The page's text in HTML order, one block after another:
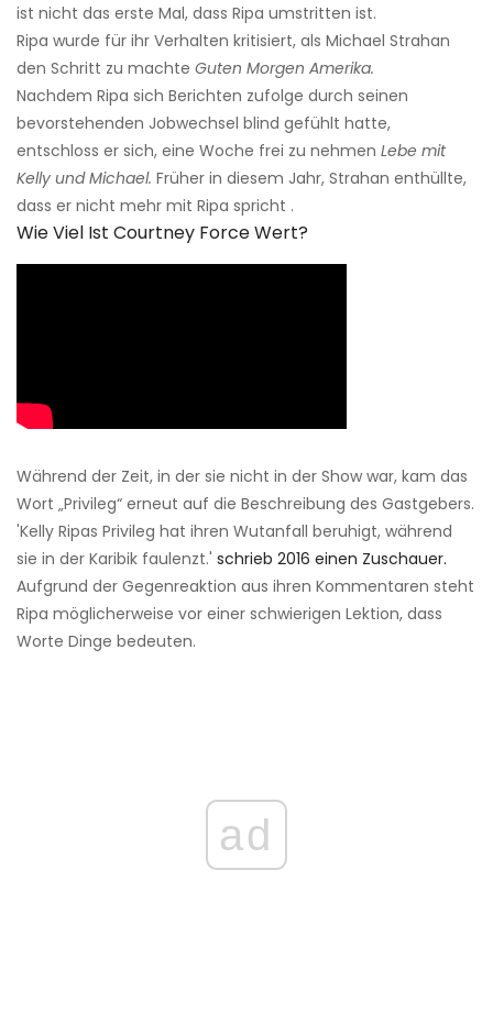
ist nicht das erste Mal, dass Ripa umstritten ist.
Ripa wurde für ihr Verhalten kritisiert, als Michael Strahan
den Schritt zu machte Guten Morgen Amerika.
Nachdem Ripa sich Berichten zufolge durch seinen
bevorstehenden Jobwechsel blind gefühlt hatte,
entschloss er sich, eine Woche frei zu nehmen Lebe mit
Kelly und Michael. Früher in diesem Jahr, Strahan enthüllte,
dass er nicht mehr mit Ripa spricht .
Wie Viel Ist Courtney Force Wert?
Während der Zeit, in der sie nicht in der Show war, kam das
Wort „Privileg“ erneut auf die Beschreibung des Gastgebers.
'Kelly Ripas Privileg hat ihren Wutanfall beruhigt, während
sie in der Karibik faulenzt.' schrieb 2016 einen Zuschauer.
Aufgrund der Gegenreaktion aus ihren Kommentaren steht
Ripa möglicherweise vor einer schwierigen Lektion, dass
Worte Dinge bedeuten.
ad